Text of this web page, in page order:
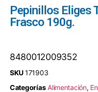
Pepinillos Eliges
Frasco 190g.
8480012009352
SKU171903
Categorías Alimentación,